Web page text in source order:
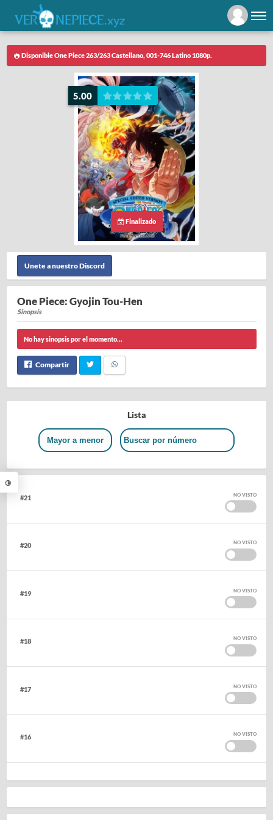
Disponible One Piece 263/263 Castellano, 001-746 Latino 1080p.
5.00
Finalizado
Unete a nuestro Discord
One Piece: Gyojin Tou-Hen
Sinopsis
No hay sinopsis por el momento...
Compartir
Lista
Mayor a menor
#21 NO VISTO
#20 NO VISTO
#19 NO VISTO
#18 NO VISTO
#17 NO VISTO
#16 NO VISTO
NO VISTO